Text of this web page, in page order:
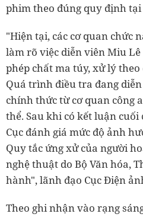
phim theo đúng quy định
"Hiện tại, các cơ quan chức
làm rõ việc diễn viên Miu
phép chất ma túy, xử lý
Quá trình điều tra đang
chính thức từ cơ quan công
thể. Sau khi có kết luận
Cục đánh giá mức độ ảnh
Quy tắc ứng xử của người
nghệ thuật do Bộ Văn hóa,
hành", lãnh đạo Cục Điện
Theo ghi nhận vào rạng